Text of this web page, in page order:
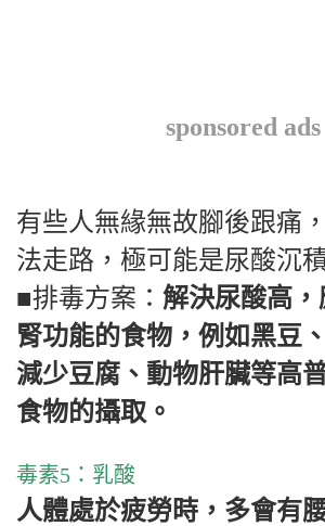
sponsored ads
有些人無緣無故腳後跟痛
法走路，極可能是尿酸沉
■排毒方案： 解決尿酸高
腎功能的食物，例如黑豆
減少豆腐、動物肝臟等高
食物的攝取。
毒素5：乳酸
人體處於疲勞時，多會有